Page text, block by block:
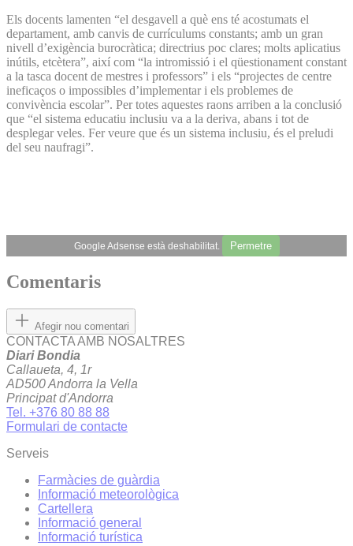
Els docents lamenten “el desgavell a què ens té acostumats el
departament, amb canvis de currículums constants; amb un gran
nivell d’exigència burocràtica; directrius poc clares; molts aplicatius
inútils, etcètera”, així com “la intromissió i el qüestionament constant
a la tasca docent de mestres i professors” i els “projectes de centre
ineficaços o impossibles d’implementar i els problemes de
convivència escolar”. Per totes aquestes raons arriben a la conclusió
que “el sistema educatiu inclusiu va a la deriva, abans i tot de
desplegar veles. Fer veure que és un sistema inclusiu, és el preludi
del seu naufragi”.
Google Adsense està deshabilitat. Permetre
Comentaris
Afegir nou comentari
CONTACTA AMB NOSALTRES
Diari Bondia
Callaueta, 4, 1r
AD500 Andorra la Vella
Principat d'Andorra
Tel. +376 80 88 88
Formulari de contacte
Serveis
Farmàcies de guàrdia
Informació meteorològica
Cartellera
Informació general
Informació turística